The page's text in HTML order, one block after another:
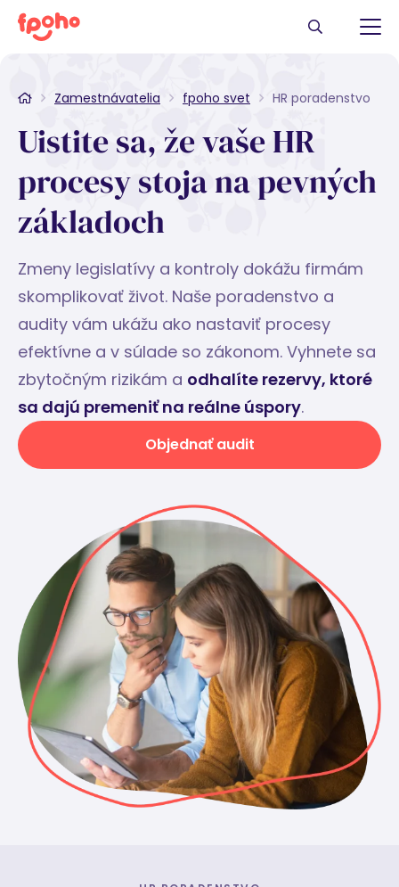
Zamestnávatelia fpoho svet HR poradenstvo
Uistite sa, že vaše HR
procesy stoja na pevných
základoch
Zmeny legislatívy a kontroly dokážu firmám
skomplikovať život. Naše poradenstvo a
audity vám ukážu ako nastaviť procesy
efektívne a v súlade so zákonom. Vyhnete sa
zbytočným rizikám a odhalíte rezervy, ktoré
sa dajú premeniť na reálne úspory.
Objednať audit